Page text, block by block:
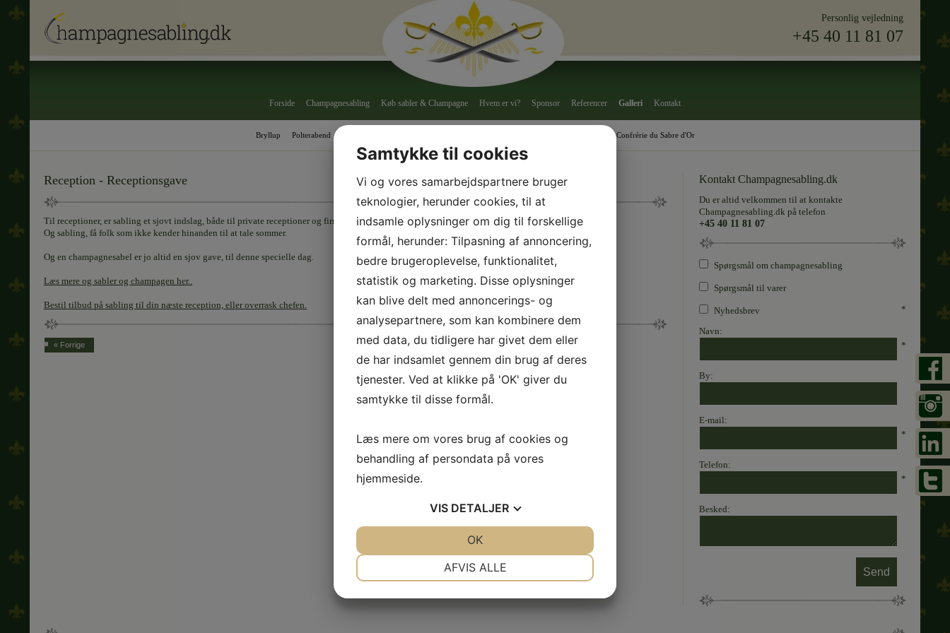
Personlig vejledning
+45 40 11 81 07
Forside Champagnesabling Køb sabler & Champagne Hvem er vi? Sponsor Referencer Galleri Kontakt
Bryllup Polterabend Confrérie du Sabre d'Or
Reception - Receptionsgave
Til receptioner, er sabling et sjovt indslag, både til private receptioner og firmareceptioner.
Og sabling, få folk som ikke kender hinanden til at tale sommer.
Og en champagnesabel er jo altid en sjov gave, til denne specielle dag.
Læs mere og sabler og champagen her..
Bestil tilbud på sabling til din næste reception, eller overrask chefen.
« Forrige
Kontakt Champagnesabling.dk
Du er altid velkommen til at kontakte
Champagnesabling.dk på telefon
+45 40 11 81 07
Spørgsmål om champagnesabling
Spørgsmål til varer
Nyhedsbrev *
Navn:
*
By:
E-mail:
*
Telefon:
*
Besked:
Samtykke til cookies
Vi og vores samarbejdspartnere bruger
teknologier, herunder cookies, til at
indsamle oplysninger om dig til forskellige
formål, herunder: Tilpasning af annoncering,
bedre brugeroplevelse, funktionalitet,
statistik og marketing. Disse oplysninger
kan blive delt med annoncerings- og
analysepartnere, som kan kombinere dem
med data, du tidligere har givet dem eller
de har indsamlet gennem din brug af deres
tjenester. Ved at klikke på 'OK' giver du
samtykke til disse formål.
Læs mere om vores brug af cookies og
behandling af persondata på vores
hjemmeside.
VIS DETALJER
AFVIS ALLE
OK